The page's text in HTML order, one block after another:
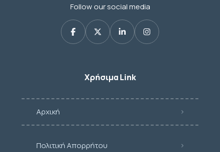
Follow our social media
Χρήσιμα Link
Αρχική
Πολιτική Απορρήτου